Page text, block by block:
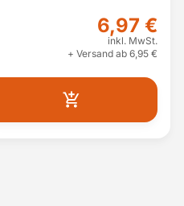
6,97 €
inkl. MwSt.
+ Versand ab 6,95 €